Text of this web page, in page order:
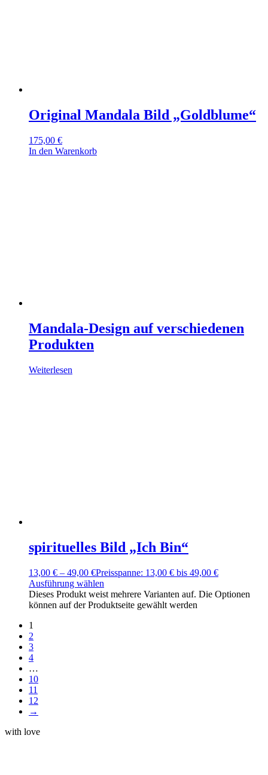
Original Mandala Bild „Goldblume“
175,00 €
In den Warenkorb
Mandala-Design auf verschiedenen
Produkten
Weiterlesen
spirituelles Bild „Ich Bin“
13,00 € – 49,00 €Preisspanne: 13,00 € bis 49,00 €
Ausführung wählen
Dieses Produkt weist mehrere Varianten auf. Die Optionen
können auf der Produktseite gewählt werden
1
2
3
4
…
10
11
12
→
with love